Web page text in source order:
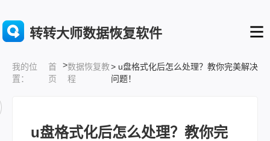
转转大师数据恢复软件
我的位
置：
首
页
>数据恢复教
程
> u盘格式化后怎么处理？教你完美解决
问题！
u盘格式化后怎么处理？教你完